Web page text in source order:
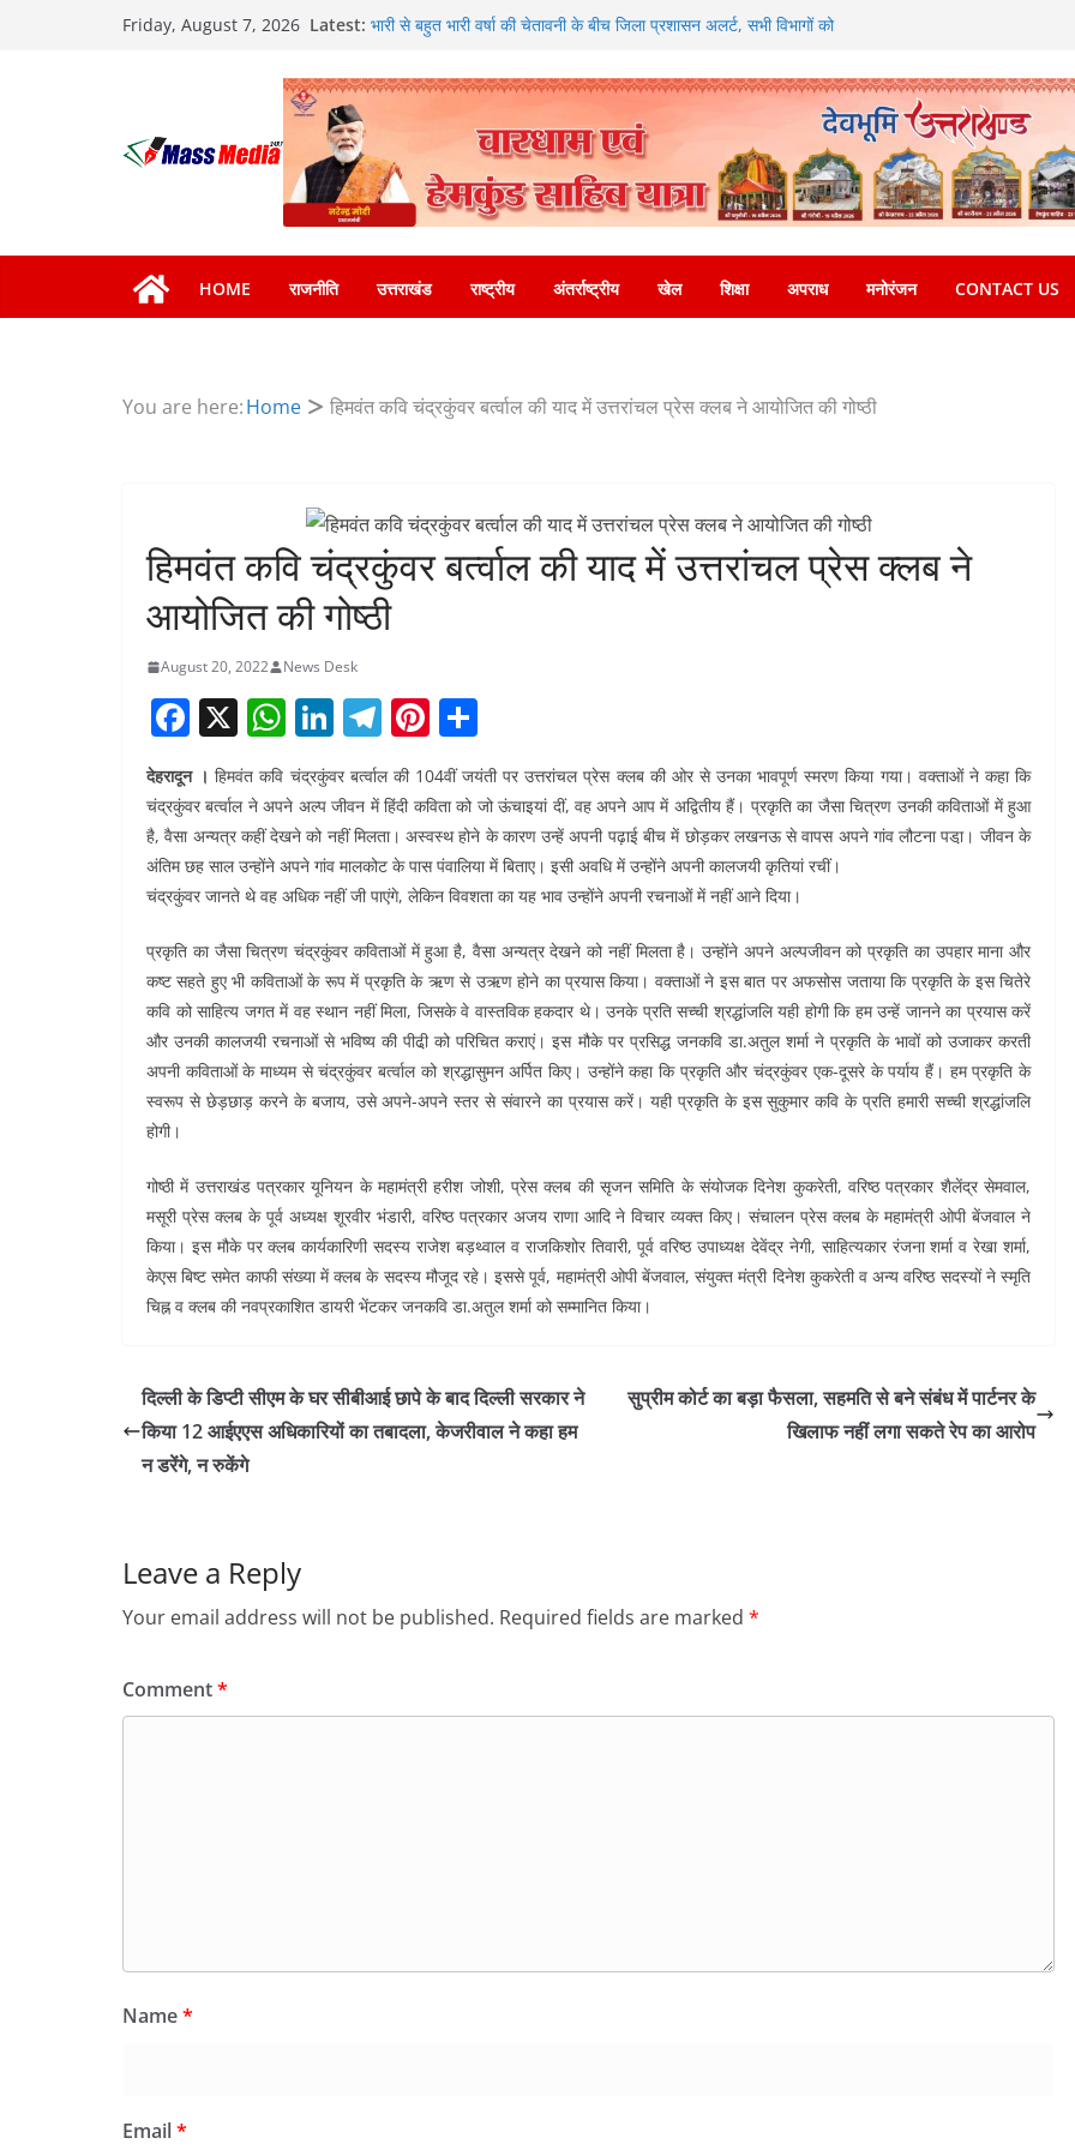
Friday, August 7, 2026 Latest:
459 करोड़ से एचएनबी गढ़वाल विश्वविद्यालय में अनुसंधान संरचना होगी सुदृढ
भारी से बहुत भारी वर्षा की चेतावनी के बीच जिला प्रशासन अलर्ट, सभी विभागों को
उत्तराखंड कांग्रेस में बड़ा संगठनात्मक फेरबदल, नई कार्यकारिणी और समितियों का
मुख्यमंत्री धामी बोले- युवाओं को रोजगार देना सरकार की सर्वोच्च प्राथमिकता, आने
वाले महीनों में हजारों पदों पर की जाएगी भर्ती
दिल्ली-देहरादून आर्थिक कॉरिडोर से जुड़ी 12 किमी ग्रीनफील्ड बाईपास परियोजना
का डीएम ने किया निरीक्षण; समयबद्ध एवं गुणवत्तापूर्ण निर्माण सुनिश्चित करने के
निर्देश, सुरक्षा मानकों से कोई समझौता नहींः डीएम
HOME राजनीति उत्तराखंड राष्ट्रीय अंतर्राष्ट्रीय खेल शिक्षा अपराध मनोरंजन CONTACT US
You are here:Home हिमवंत कवि चंद्रकुंवर बर्त्वाल की याद में उत्तरांचल प्रेस क्लब ने आयोजित की गोष्ठी
हिमवंत कवि चंद्रकुंवर बर्त्वाल की याद में उत्तरांचल प्रेस क्लब ने
आयोजित की गोष्ठी
August 20, 2022 News Desk
F
c
e
b
o
o
k
X W
h
at
s
A
p
p
Li
k
e
dI
n
T
el
e
gr
a
m
Pi
nt
er
e
st
h
ar
e
देहरादून । हिमवंत कवि चंद्रकुंवर बर्त्वाल की 104वीं जयंती पर उत्तरांचल प्रेस क्लब की ओर से उनका भावपूर्ण स्मरण किया गया। वक्ताओं ने कहा कि
चंद्रकुंवर बर्त्वाल ने अपने अल्प जीवन में हिंदी कविता को जो ऊंचाइयां दीं, वह अपने आप में अद्वितीय हैं। प्रकृति का जैसा चित्रण उनकी कविताओं में हुआ
है, वैसा अन्यत्र कहीं देखने को नहीं मिलता। अस्वस्थ होने के कारण उन्हें अपनी पढ़ाई बीच में छोड़कर लखनऊ से वापस अपने गांव लौटना पडा़। जीवन के
अंतिम छह साल उन्होंने अपने गांव मालकोट के पास पंवालिया में बिताए। इसी अवधि में उन्होंने अपनी कालजयी कृतियां रचीं।
चंद्रकुंवर जानते थे वह अधिक नहीं जी पाएंगे, लेकिन विवशता का यह भाव उन्होंने अपनी रचनाओं में नहीं आने दिया।
प्रकृति का जैसा चित्रण चंद्रकुंवर कविताओं में हुआ है, वैसा अन्यत्र देखने को नहीं मिलता है। उन्होंने अपने अल्पजीवन को प्रकृति का उपहार माना और
कष्ट सहते हुए भी कविताओं के रूप में प्रकृति के ऋण से उऋण होने का प्रयास किया। वक्ताओं ने इस बात पर अफसोस जताया कि प्रकृति के इस चितेरे
कवि को साहित्य जगत में वह स्थान नहीं मिला, जिसके वे वास्तविक हकदार थे। उनके प्रति सच्ची श्रद्धांजलि यही होगी कि हम उन्हें जानने का प्रयास करें
और उनकी कालजयी रचनाओं से भविष्य की पीढी़ को परिचित कराएं। इस मौके पर प्रसिद्ध जनकवि डा.अतुल शर्मा ने प्रकृति के भावों को उजाकर करती
अपनी कविताओं के माध्यम से चंद्रकुंवर बर्त्वाल को श्रद्धासुमन अर्पित किए। उन्होंने कहा कि प्रकृति और चंद्रकुंवर एक-दूसरे के पर्याय हैं। हम प्रकृति के
स्वरूप से छेड़छाड़ करने के बजाय, उसे अपने-अपने स्तर से संवारने का प्रयास करें। यही प्रकृति के इस सुकुमार कवि के प्रति हमारी सच्ची श्रद्धांजलि
होगी।
गोष्ठी में उत्तराखंड पत्रकार यूनियन के महामंत्री हरीश जोशी, प्रेस क्लब की सृजन समिति के संयोजक दिनेश कुकरेती, वरिष्ठ पत्रकार शैलेंद्र सेमवाल,
मसूरी प्रेस क्लब के पूर्व अध्यक्ष शूरवीर भंडारी, वरिष्ठ पत्रकार अजय राणा आदि ने विचार व्यक्त किए। संचालन प्रेस क्लब के महामंत्री ओपी बेंजवाल ने
किया। इस मौके पर क्लब कार्यकारिणी सदस्य राजेश बड़थ्वाल व राजकिशोर तिवारी, पूर्व वरिष्ठ उपाध्यक्ष देवेंद्र नेगी, साहित्यकार रंजना शर्मा व रेखा शर्मा,
केएस बिष्ट समेत काफी संख्या में क्लब के सदस्य मौजूद रहे। इससे पूर्व, महामंत्री ओपी बेंजवाल, संयुक्त मंत्री दिनेश कुकरेती व अन्य वरिष्ठ सदस्यों ने स्मृति
चिह्न व क्लब की नवप्रकाशित डायरी भेंटकर जनकवि डा.अतुल शर्मा को सम्मानित किया।
दिल्ली के डिप्टी सीएम के घर सीबीआई छापे के बाद दिल्ली सरकार ने
किया 12 आईएएस अधिकारियों का तबादला, केजरीवाल ने कहा हम
न डरेंगे, न रुकेंगे
सुप्रीम कोर्ट का बड़ा फैसला, सहमति से बने संबंध में पार्टनर के
खिलाफ नहीं लगा सकते रेप का आरोप
Leave a Reply
Your email address will not be published. Required fields are marked *
Comment*
Name*
Email*